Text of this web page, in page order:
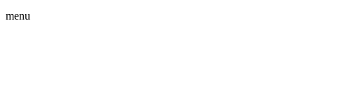
menu